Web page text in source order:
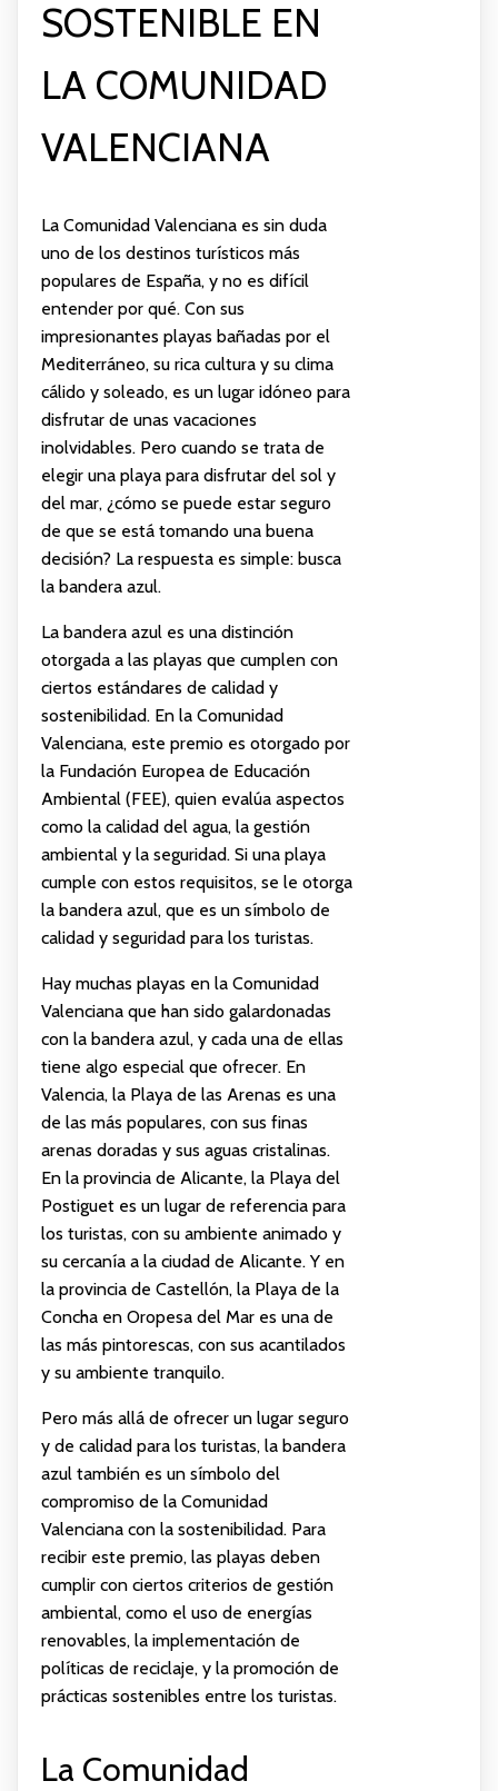
SOSTENIBLE EN
LA COMUNIDAD
VALENCIANA
La Comunidad Valenciana es sin duda
uno de los destinos turísticos más
populares de España, y no es difícil
entender por qué. Con sus
impresionantes playas bañadas por el
Mediterráneo, su rica cultura y su clima
cálido y soleado, es un lugar idóneo para
disfrutar de unas vacaciones
inolvidables. Pero cuando se trata de
elegir una playa para disfrutar del sol y
del mar, ¿cómo se puede estar seguro
de que se está tomando una buena
decisión? La respuesta es simple: busca
la bandera azul.
La bandera azul es una distinción
otorgada a las playas que cumplen con
ciertos estándares de calidad y
sostenibilidad. En la Comunidad
Valenciana, este premio es otorgado por
la Fundación Europea de Educación
Ambiental (FEE), quien evalúa aspectos
como la calidad del agua, la gestión
ambiental y la seguridad. Si una playa
cumple con estos requisitos, se le otorga
la bandera azul, que es un símbolo de
calidad y seguridad para los turistas.
Hay muchas playas en la Comunidad
Valenciana que han sido galardonadas
con la bandera azul, y cada una de ellas
tiene algo especial que ofrecer. En
Valencia, la Playa de las Arenas es una
de las más populares, con sus finas
arenas doradas y sus aguas cristalinas.
En la provincia de Alicante, la Playa del
Postiguet es un lugar de referencia para
los turistas, con su ambiente animado y
su cercanía a la ciudad de Alicante. Y en
la provincia de Castellón, la Playa de la
Concha en Oropesa del Mar es una de
las más pintorescas, con sus acantilados
y su ambiente tranquilo.
Pero más allá de ofrecer un lugar seguro
y de calidad para los turistas, la bandera
azul también es un símbolo del
compromiso de la Comunidad
Valenciana con la sostenibilidad. Para
recibir este premio, las playas deben
cumplir con ciertos criterios de gestión
ambiental, como el uso de energías
renovables, la implementación de
políticas de reciclaje, y la promoción de
prácticas sostenibles entre los turistas.
La Comunidad